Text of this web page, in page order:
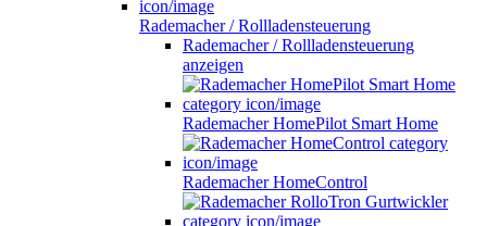
Rademacher / Rollladensteuerung
Rademacher / Rollladensteuerung
anzeigen
Rademacher HomePilot Smart Home
Rademacher HomeControl